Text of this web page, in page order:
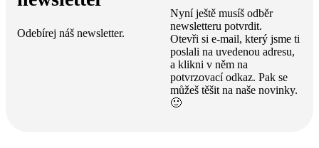
Odebírej náš newsletter.
Nyní ještě musíš odběr
newsletteru potvrdit.
Otevři si e-mail, který jsme ti
poslali na uvedenou adresu,
a klikni v něm na
potvrzovací odkaz. Pak se
můžeš těšit na naše novinky.
🙂